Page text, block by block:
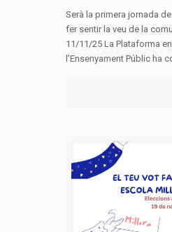
Serà la primera jornada
fer sentir la veu de la
11/11/25 La Plataforma
l’Ensenyament Públic ha